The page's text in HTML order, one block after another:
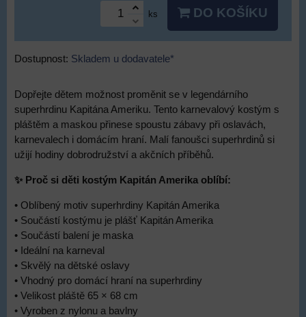
ks DO KOŠÍKU
Dostupnost: Skladem u dodavatele*
Dopřejte dětem možnost proměnit se v legendárního
superhrdinu Kapitána Ameriku. Tento karnevalový kostým s
pláštěm a maskou přinese spoustu zábavy při oslavách,
karnevalech i domácím hraní. Malí fanoušci superhrdinů si
užijí hodiny dobrodružství a akčních příběhů.
✨ Proč si děti kostým Kapitán Amerika oblíbí:
• Oblíbený motiv superhrdiny Kapitán Amerika
• Součástí kostýmu je plášť Kapitán Amerika
• Součástí balení je maska
• Ideální na karneval
• Skvělý na dětské oslavy
• Vhodný pro domácí hraní na superhrdiny
• Velikost pláště 65 × 68 cm
• Vyroben z nylonu a bavlny